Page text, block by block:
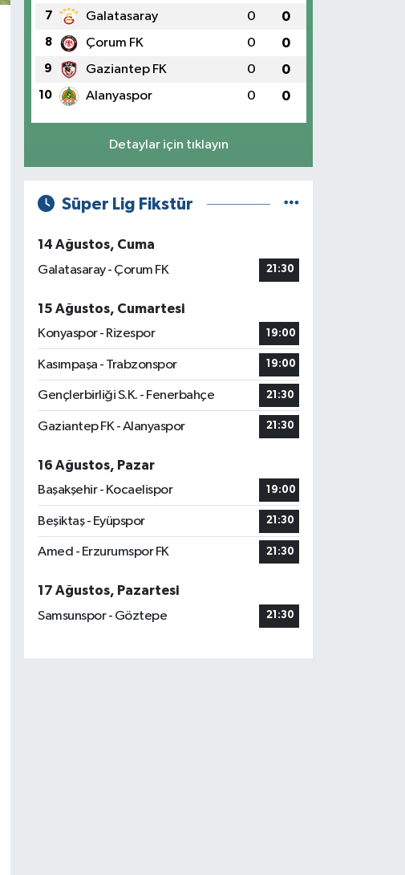
7 Galatasaray 0 0
8 Çorum FK 0 0
9 Gaziantep FK 0 0
10 Alanyaspor 0 0
Detaylar için tıklayın
Süper Lig Fikstür
14 Ağustos, Cuma
Galatasaray - Çorum FK
21:30
15 Ağustos, Cumartesi
Konyaspor - Rizespor
19:00
Kasımpaşa - Trabzonspor 19:00
Gençlerbirliği S.K. - Fenerbahçe 21:30
Gaziantep FK - Alanyaspor 21:30
16 Ağustos, Pazar
Başakşehir - Kocaelispor
19:00
Beşiktaş - Eyüpspor 21:30
Amed - Erzurumspor FK 21:30
17 Ağustos, Pazartesi
Samsunspor - Göztepe
21:30